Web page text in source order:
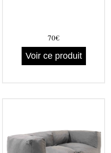
70€
Voir ce produit